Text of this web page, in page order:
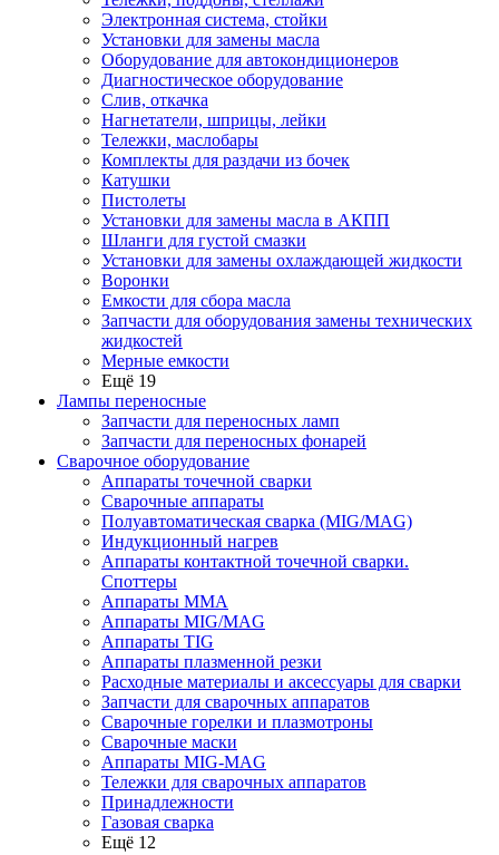
Электронная система, стойки
Установки для замены масла
Оборудование для автокондиционеров
Диагностическое оборудование
Слив, откачка
Нагнетатели, шприцы, лейки
Тележки, маслобары
Комплекты для раздачи из бочек
Катушки
Пистолеты
Установки для замены масла в АКПП
Шланги для густой смазки
Установки для замены охлаждающей жидкости
Воронки
Емкости для сбора масла
Запчасти для оборудования замены технических
жидкостей
Мерные емкости
Ещё 19
Лампы переносные
Запчасти для переносных ламп
Запчасти для переносных фонарей
Сварочное оборудование
Аппараты точечной сварки
Сварочные аппараты
Полуавтоматическая сварка (MIG/MAG)
Индукционный нагрев
Аппараты контактной точечной сварки.
Споттеры
Аппараты MMA
Аппараты MIG/MAG
Аппараты TIG
Аппараты плазменной резки
Расходные материалы и аксессуары для сварки
Запчасти для сварочных аппаратов
Сварочные горелки и плазмотроны
Сварочные маски
Аппараты MIG-MAG
Тележки для сварочных аппаратов
Принадлежности
Газовая сварка
Ещё 12